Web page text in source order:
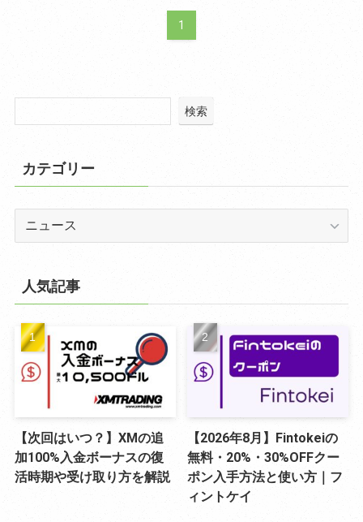
1
検索
カテゴリー
ー
人気記事
【次回はいつ？】XMの追
加100%入金ボーナスの復
活時期や受け取り方を解説
【2026年8月】Fintokeiの
無料・20%・30%OFFクー
ポン入手方法と使い方｜フ
ィントケイ